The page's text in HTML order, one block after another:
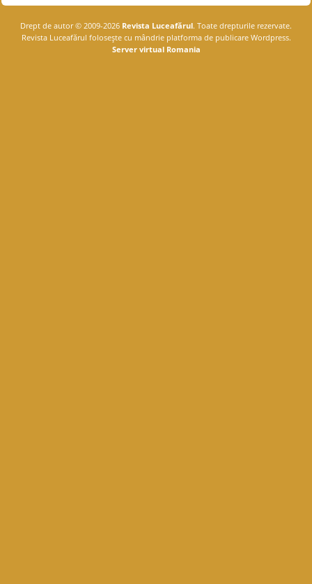
Drept de autor © 2009-2026 Revista Luceafărul. Toate drepturile rezervate.
Revista Luceafărul foloseşte cu mândrie platforma de publicare Wordpress.
Server virtual Romania